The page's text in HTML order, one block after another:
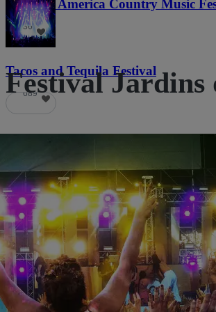
Voices of America Country Music
36
Tacos and Tequila Festival
689
Festival Jardins